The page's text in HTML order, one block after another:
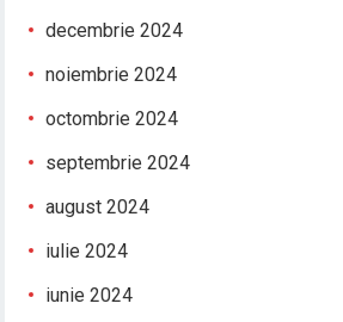
decembrie 2024
noiembrie 2024
octombrie 2024
septembrie 2024
august 2024
iulie 2024
iunie 2024